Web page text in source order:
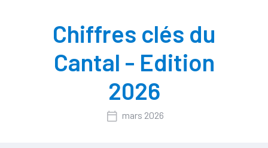
Chiffres clés du
Cantal - Edition
2026
mars 2026